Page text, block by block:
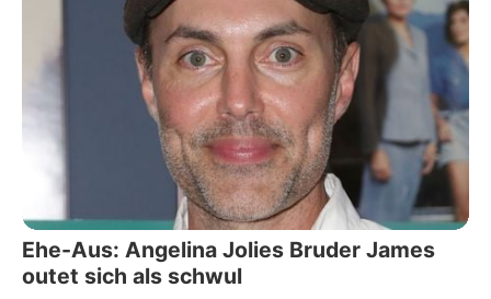
Ehe-Aus: Angelina Jolies Bruder James
outet sich als schwul